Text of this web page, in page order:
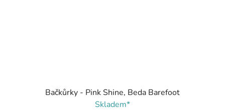
Bačkůrky - Pink Shine, Beda Barefoot
Skladem*